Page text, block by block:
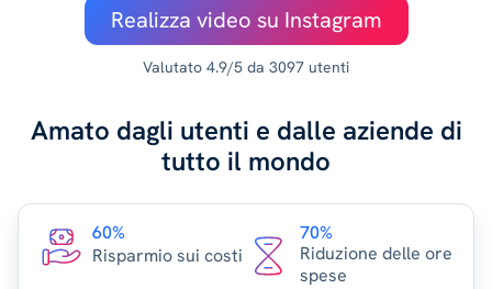
Realizza video su Instagram
Valutato 4.9/5 da 3097 utenti
Amato dagli utenti e dalle aziende di
tutto il mondo
60%
Risparmio sui costi
70%
Riduzione delle ore
spese